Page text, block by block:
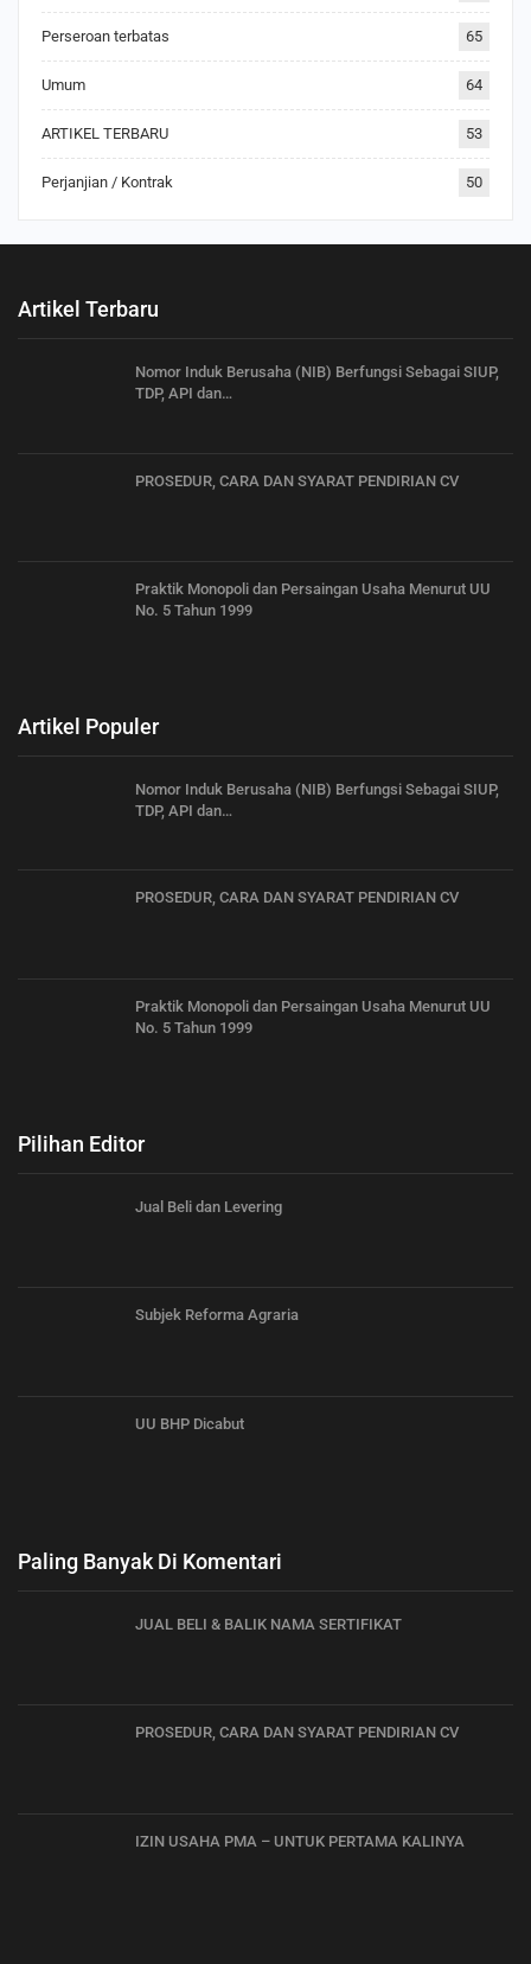
Perseroan terbatas 65
Umum 64
ARTIKEL TERBARU 53
Perjanjian / Kontrak 50
Artikel Terbaru
Nomor Induk Berusaha (NIB) Berfungsi Sebagai SIUP,
TDP, API dan…
PROSEDUR, CARA DAN SYARAT PENDIRIAN CV
Praktik Monopoli dan Persaingan Usaha Menurut UU
No. 5 Tahun 1999
Artikel Populer
Nomor Induk Berusaha (NIB) Berfungsi Sebagai SIUP,
TDP, API dan…
PROSEDUR, CARA DAN SYARAT PENDIRIAN CV
Praktik Monopoli dan Persaingan Usaha Menurut UU
No. 5 Tahun 1999
Pilihan Editor
Jual Beli dan Levering
Subjek Reforma Agraria
UU BHP Dicabut
Paling Banyak Di Komentari
JUAL BELI & BALIK NAMA SERTIFIKAT
PROSEDUR, CARA DAN SYARAT PENDIRIAN CV
IZIN USAHA PMA – UNTUK PERTAMA KALINYA